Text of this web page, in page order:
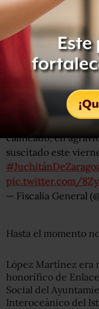
“Al ser conocedor
equipo
indagatorias
a quién o quienes
Twitter.
19510/FIST/
calificado, en
suscitado este
pic.twitter.com/
— Fiscalía General
Hasta el momento
López Martínez era
honorífico de
Social del
Interoceánico del